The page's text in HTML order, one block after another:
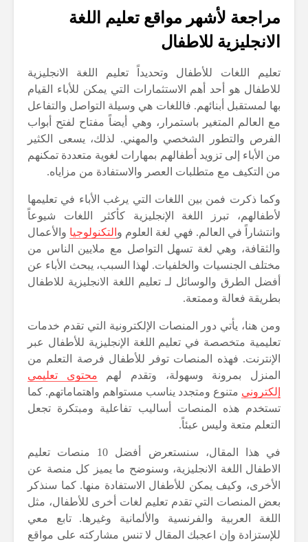
مراجعة لأشهر مواقع تعليم اللغة
الانجليزية للاطفال
تعليم اللغات للأطفال وتحديداً تعليم اللغة الانجليزية
للاطفال هو أحد أهم الاستثمارات التي يمكن للأباء القيام
بها لمستقبل أبنائهم. فاللغات هي وسيلة التواصل والتفاعل
مع العالم المتغير باستمرار، وهي أيضاً مفتاح لفتح أبواب
الفرص والتطور الشخصي والمهني. لذلك، يسعى الكثير
من الأباء إلى تزويد أطفالهم بمهارات لغوية متعددة تمكنهم
من التكيف مع متطلبات العصر والاستفادة من مزاياه.
وكما ذكرت فمن بين اللغات التي يرغب الأباء في تعليمها
لأطفالهم، تبرز اللغة الإنجليزية كأكثر اللغات شيوعاً
وانتشاراً في العالم. فهي لغة العلوم و التكنولوجيا والأعمال
والثقافة، وهي لغة تسهل التواصل مع ملايين الناس من
مختلف الجنسيات والخلفيات. لهذا السبب، يبحث الأباء عن
أفضل الطرق والوسائل لـ تعليم اللغة الانجليزية للاطفال
بطريقة فعالة وممتعة.
ومن هنا، يأتي دور المنصات الإلكترونية التي تقدم خدمات
تعليمية متخصصة في تعليم اللغة الإنجليزية للأطفال عبر
الإنترنت. فهذه المنصات توفر للأطفال فرصة التعلم من
المنزل بمرونة وسهولة، وتقدم لهم محتوى تعليمي
إلكتروني متنوع ومتجدد يناسب مستواهم واهتماماتهم. كما
تستخدم هذه المنصات أساليب تفاعلية ومبتكرة تجعل
التعلم متعة وليس عبئاً.
في هذا المقال، سنستعرض أفضل 10 منصات تعليم
الاطفال اللغة الانجليزية، وسنوضح ما يميز كل منصة عن
الأخرى، وكيف يمكن للأطفال الاستفادة منها. كما سنذكر
بعض المنصات التي تقدم تعليم لغات أخرى للأطفال، مثل
اللغة العربية والفرنسية والألمانية وغيرها. تابع معي
للإستزادة وإن اعجبك المقال لا تنس مشاركته على مواقع